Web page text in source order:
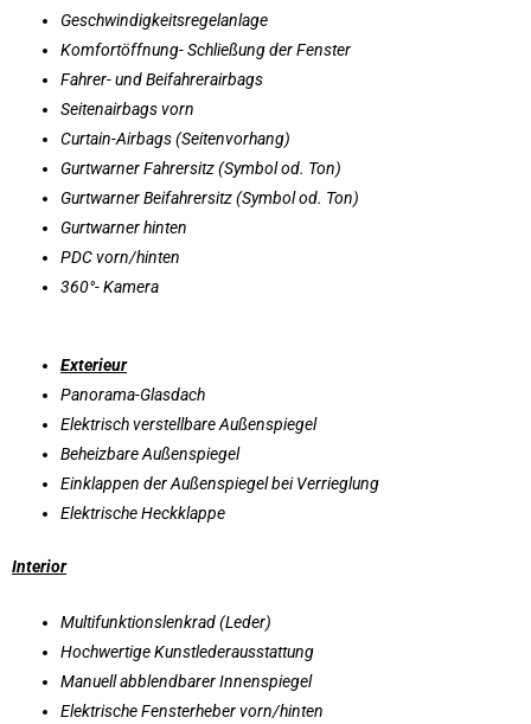
Geschwindigkeitsregelanlage
Komfortöffnung- Schließung der Fenster
Fahrer- und Beifahrerairbags
Seitenairbags vorn
Curtain-Airbags (Seitenvorhang)
Gurtwarner Fahrersitz (Symbol od. Ton)
Gurtwarner Beifahrersitz (Symbol od. Ton)
Gurtwarner hinten
PDC vorn/hinten
360°- Kamera
Exterieur
Panorama-Glasdach
Elektrisch verstellbare Außenspiegel
Beheizbare Außenspiegel
Einklappen der Außenspiegel bei Verrieglung
Elektrische Heckklappe
Interior
Multifunktionslenkrad (Leder)
Hochwertige Kunstlederausstattung
Manuell abblendbarer Innenspiegel
Elektrische Fensterheber vorn/hinten